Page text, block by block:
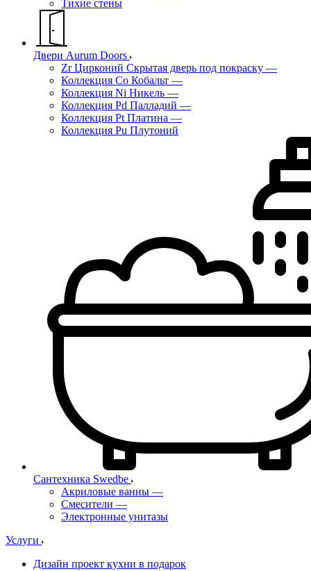
Тихие стены
Двери Aurum Doors
Zr Цирконий Скрытая дверь под покраску —
Коллекция Co Кобальт —
Коллекция Ni Никель —
Коллекция Pd Палладий —
Коллекция Pt Платина —
Коллекция Pu Плутоний
Сантехника Swedbe
Акриловые ванны —
Смесители —
Электронные унитазы
Услуги
Дизайн проект кухни в подарок